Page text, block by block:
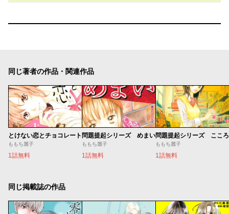
同じ著者の作品・関連作品
とけない恋とチョコレート
ももち麗子
1話無料
問題提起シリーズ めまい
ももち麗子
1話無料
問題提起シリーズ こころ
ももち麗子
1話無料
同じ掲載誌の作品